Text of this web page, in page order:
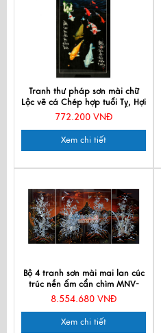
Tranh thư pháp sơn mài chữ
Lộc vẽ cá Chép hợp tuổi Tỵ, Hợi
MNV-SMA301
772.200 VNĐ
Xem chi tiết
Bộ 4 tranh sơn mài mai lan cúc
trúc nền ấm cẩn chìm MNV-
TSM5105C-1
8.554.680 VNĐ
Xem chi tiết